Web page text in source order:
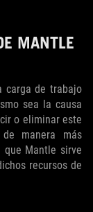
MANTLE
carga de trabajo
sea la causa
o eliminar este
manera más
Mantle sirve
recursos de